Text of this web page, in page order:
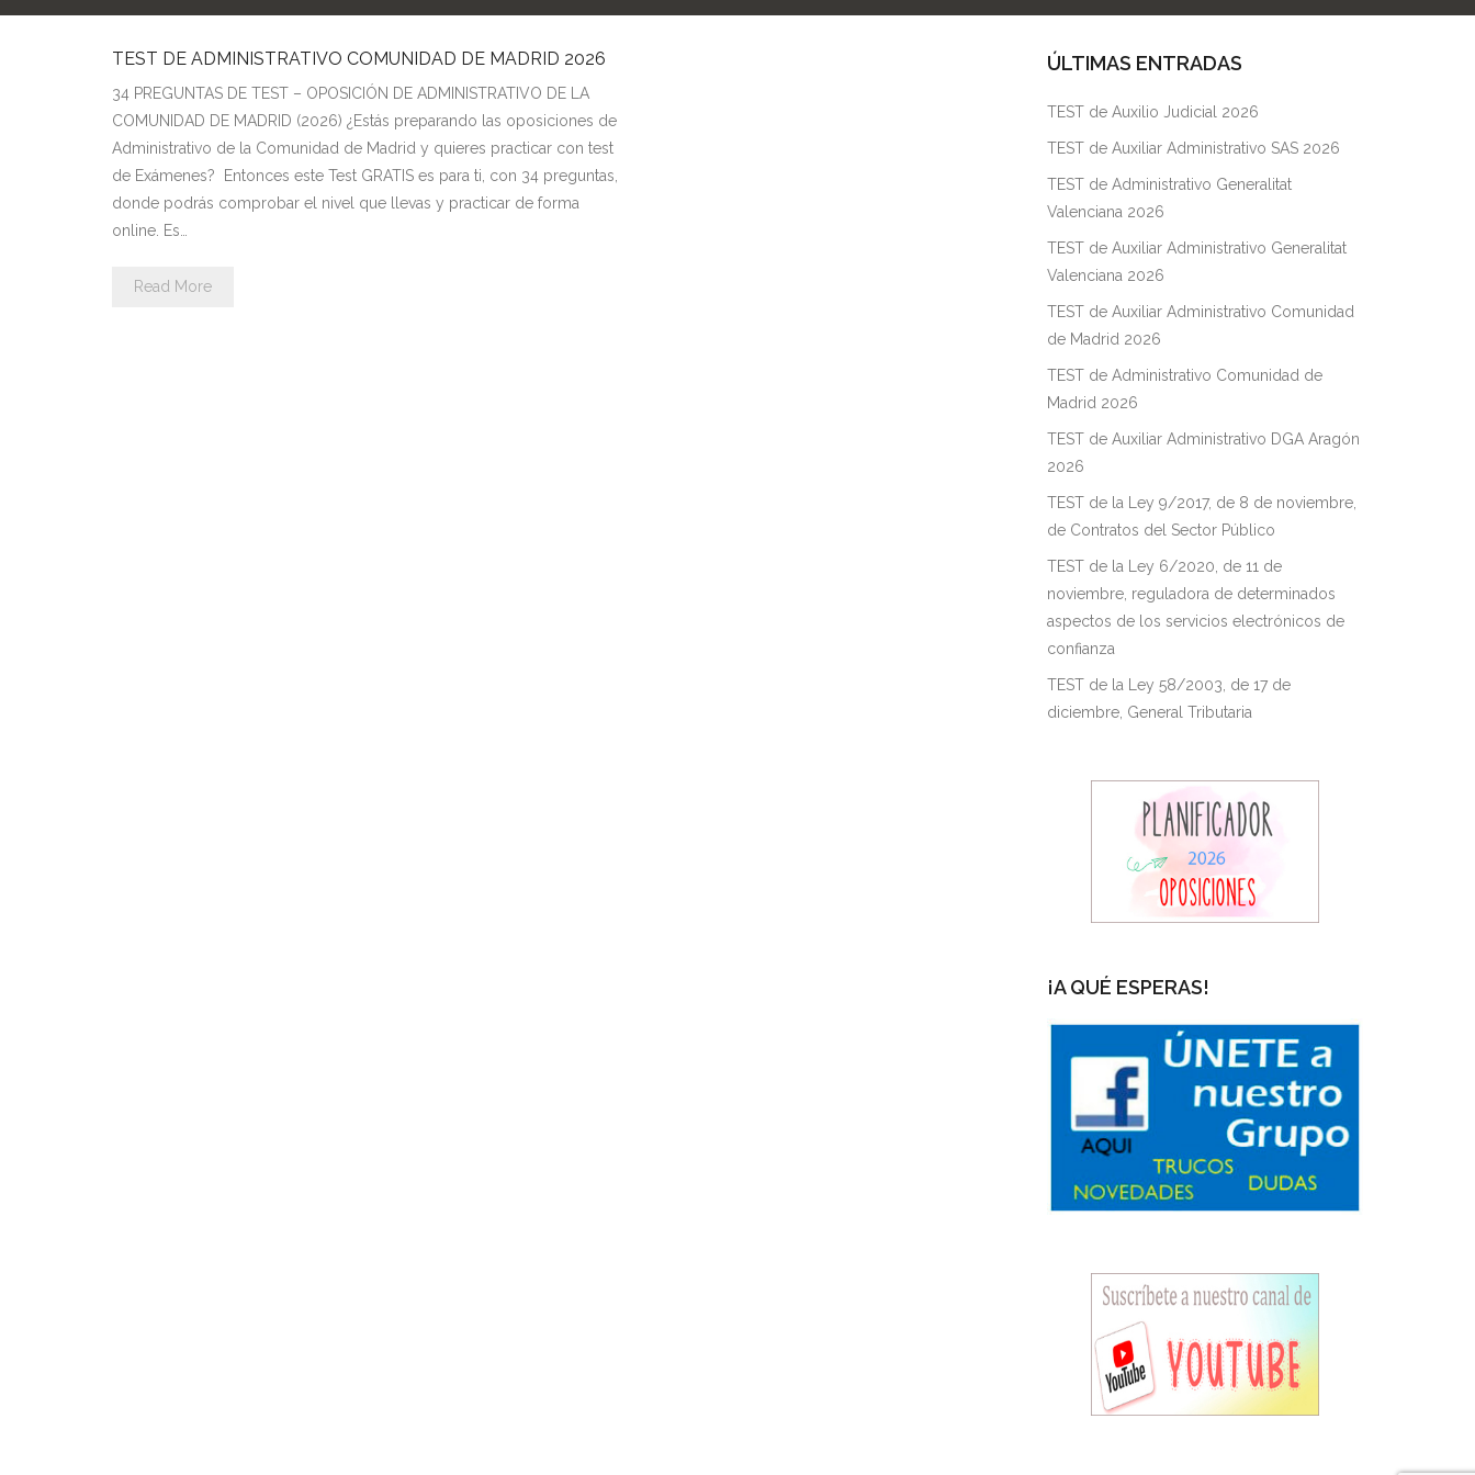
TEST DE ADMINISTRATIVO COMUNIDAD DE MADRID 2026
34 PREGUNTAS DE TEST – OPOSICIÓN DE ADMINISTRATIVO DE LA
COMUNIDAD DE MADRID (2026) ¿Estás preparando las oposiciones de
Administrativo de la Comunidad de Madrid y quieres practicar con test
de Exámenes? Entonces este Test GRATIS es para ti, con 34 preguntas,
donde podrás comprobar el nivel que llevas y practicar de forma
online. Es…
Read More
ÚLTIMAS ENTRADAS
TEST de Auxilio Judicial 2026
TEST de Auxiliar Administrativo SAS 2026
TEST de Administrativo Generalitat
Valenciana 2026
TEST de Auxiliar Administrativo Generalitat
Valenciana 2026
TEST de Auxiliar Administrativo Comunidad
de Madrid 2026
TEST de Administrativo Comunidad de
Madrid 2026
TEST de Auxiliar Administrativo DGA Aragón
2026
TEST de la Ley 9/2017, de 8 de noviembre,
de Contratos del Sector Público
TEST de la Ley 6/2020, de 11 de
noviembre, reguladora de determinados
aspectos de los servicios electrónicos de
confianza
TEST de la Ley 58/2003, de 17 de
diciembre, General Tributaria
¡A QUÉ ESPERAS!